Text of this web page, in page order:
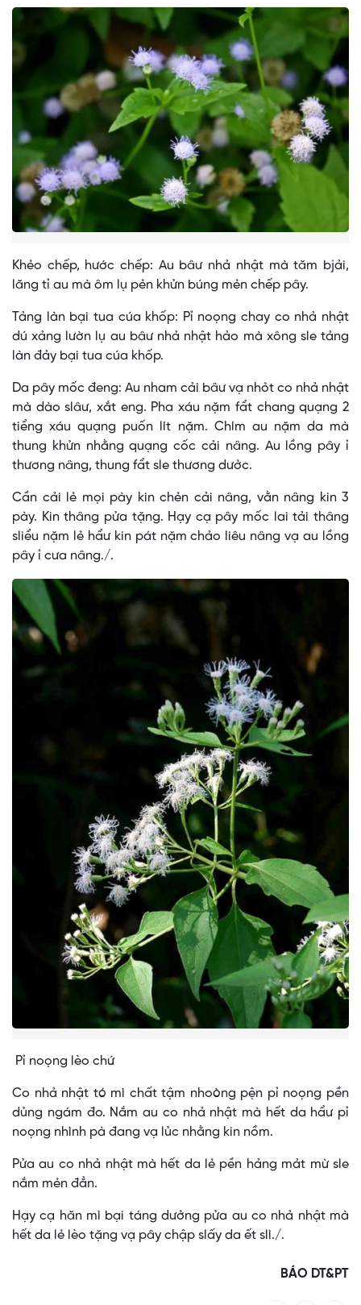
Khẻo chếp, hước chếp: Au bâư nhả nhật mà tăm bjải,
lăng tỉ au mà ôm lụ pẻn khửn búng mẻn chếp pây.
Tảng làn bại tua cúa khốp: Pỉ noọng chay co nhả nhật
dú xảng lườn lụ au bâư nhả nhật hảo mà xông sle tảng
làn đảy bại tua cúa khốp.
Da pây mốc đeng: Au nham cải bâư vạ nhỏt co nhả nhật
mà dào slâư, xắt eng. Pha xáu nặm fẩt chang quạng 2
tiểng xáu quạng puốn lít nặm. Chím au nặm da mà
thung khửn nhằng quạng cốc cải nâng. Au lồng pây ỉ
thương nâng, thung fẩt sle thương dưởc.
Cần cải lẻ mọi pày kin chẻn cải nâng, vằn nâng kin 3
pày. Kin thâng pửa tặng. Hạy cạ pây mốc lai tải thâng
sliểu nặm lẻ hẩư kin pát nặm chảo liêu nâng vạ au lồng
pây ỉ cưa nâng./.
Pỉ noọng lèo chứ
Co nhả nhật tó mì chất tậm nhoòng pện pỉ noọng pền
dủng ngám đo. Nắm au co nhả nhật mà hết da hẩư pỉ
noọng nhình pà đang vạ lủc nhằng kin nồm.
Pửa au co nhả nhật mà hết da lẻ pền hảng mảt mừ sle
nắm mẻn đẳn.
Hạy cạ hăn mì bại táng dưởng pửa au co nhả nhật mà
hết da lẻ lèo tặng vạ pây chập slấy da ết slì./.
BÁO DT&PT